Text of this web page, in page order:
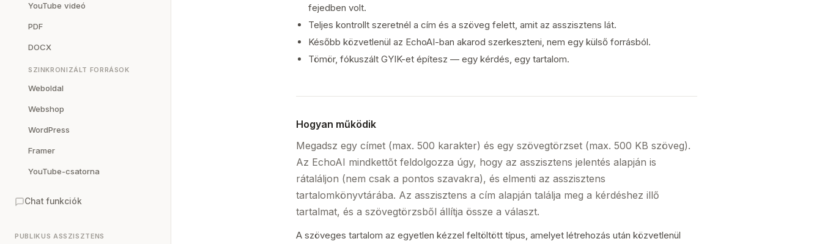
YouTube videó
PDF
DOCX
SZINKRONIZÁLT FORRÁSOK
Weboldal
Webshop
WordPress
Framer
YouTube-csatorna
Chat funkciók
PUBLIKUS ASSZISZTENS
fejedben volt.
Teljes kontrollt szeretnél a cím és a szöveg felett, amit az asszisztens lát.
Később közvetlenül az EchoAI-ban akarod szerkeszteni, nem egy külső forrásból.
Tömör, fókuszált GYIK-et építesz — egy kérdés, egy tartalom.
Hogyan működik
Megadsz egy címet (max. 500 karakter) és egy szövegtörzset (max. 500 KB szöveg).
Az EchoAI mindkettőt feldolgozza úgy, hogy az asszisztens jelentés alapján is
rátaláljon (nem csak a pontos szavakra), és elmenti az asszisztens
tartalomkönyvtárába. Az asszisztens a cím alapján találja meg a kérdéshez illő
tartalmat, és a szövegtörzsből állítja össze a választ.
A szöveges tartalom az egyetlen kézzel feltöltött típus, amelyet létrehozás után közvetlenül